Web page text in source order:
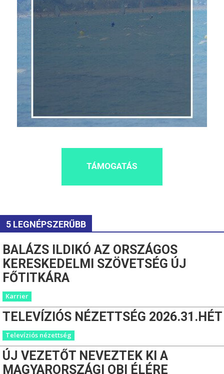
TÁMOGATÁS
5 LEGNÉPSZERŰBB
BALÁZS ILDIKÓ AZ ORSZÁGOS
KERESKEDELMI SZÖVETSÉG ÚJ
FŐTITKÁRA
Karrier
TELEVÍZIÓS NÉZETTSÉG 2026.31.HÉT
Televíziós nézettség
ÚJ VEZETŐT NEVEZTEK KI A
MAGYARORSZÁGI OBI ÉLÉRE